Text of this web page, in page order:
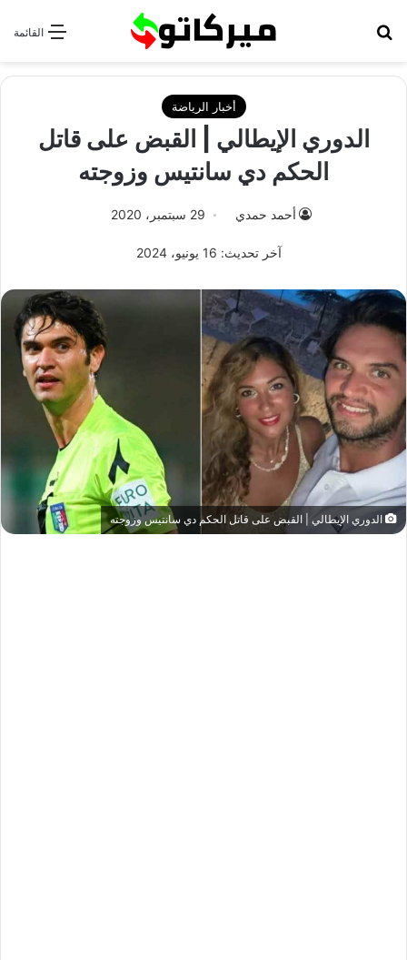
القائمة
أخبار الرياضة
الدوري الإيطالي | القبض على قاتل
الحكم دي سانتيس وزوجته
أحمد حمدي 29 سبتمبر، 2020
آخر تحديث: 16 يونيو، 2024
الدوري الإيطالي | القبض على قاتل الحكم دي سانتيس وزوجته